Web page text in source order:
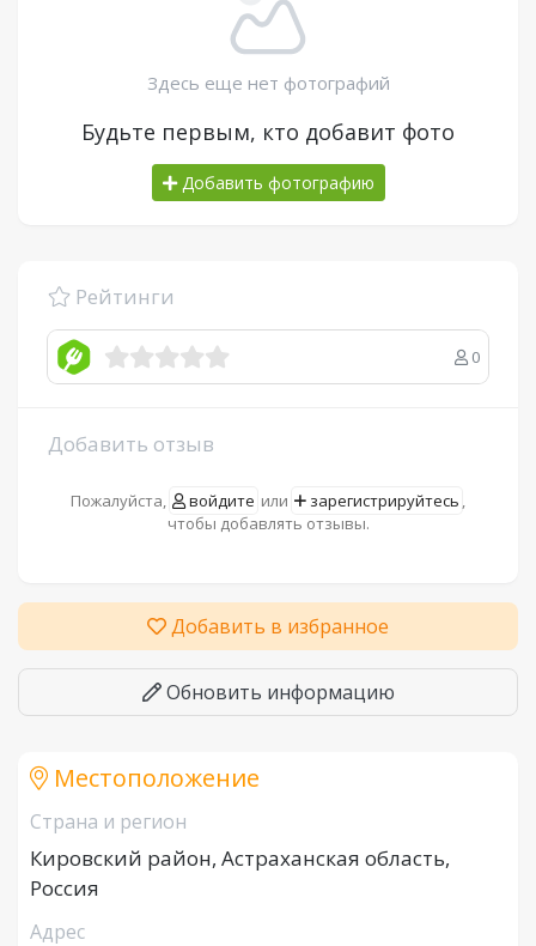
Здесь еще нет фотографий
Будьте первым, кто добавит фото
Добавить фотографию
Рейтинги
0
Добавить отзыв
Пожалуйста, войдите или зарегистрируйтесь ,
чтобы добавлять отзывы.
Добавить в избранное
Обновить информацию
Местоположение
Страна и регион
Кировский район, Астраханская область,
Россия
Адрес